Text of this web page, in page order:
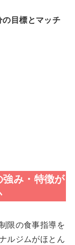
目標とマッチ
強み・特徴が
限の食事指導を
ルジムがほとん